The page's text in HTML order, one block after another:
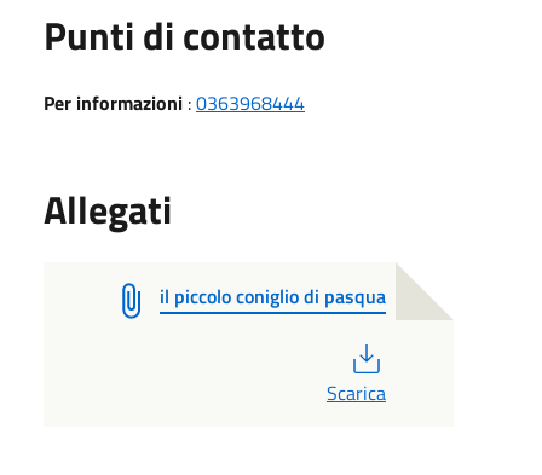
Punti di contatto
Per informazioni :0363968444
Allegati
il piccolo coniglio di pasqua
Scarica